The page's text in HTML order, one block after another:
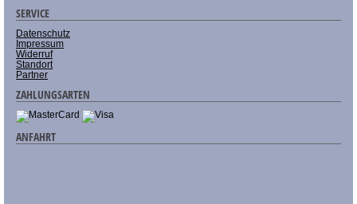
SERVICE
Datenschutz
Impressum
Widerruf
Standort
Partner
ZAHLUNGSARTEN
ANFAHRT